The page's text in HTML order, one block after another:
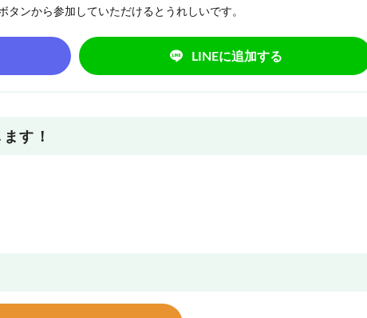
ンから参加していただけるとうれしいです。
LINEに追加する
す！